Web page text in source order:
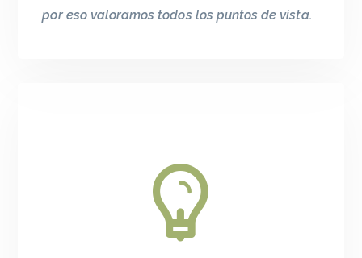
por eso valoramos todos los puntos de vista.